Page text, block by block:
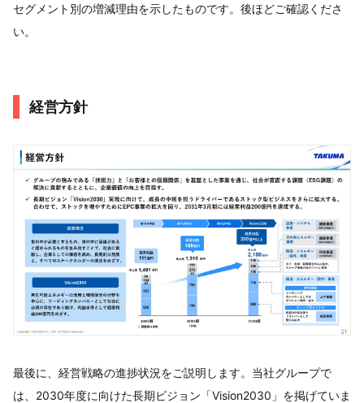
セグメント別の増減理由を示したものです。後ほどご確認くださ
い。
経営方針
最後に、経営戦略の進捗状況をご説明します。当社グループで
は、2030年度に向けた長期ビジョン「Vision2030」を掲げていま